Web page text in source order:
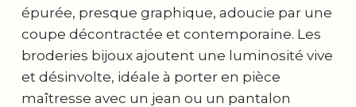
épurée, presque graphique, adoucie par une
coupe décontractée et contemporaine. Les
broderies bijoux ajoutent une luminosité vive
et désinvolte, idéale à porter en pièce
maîtresse avec un jean ou un pantalon